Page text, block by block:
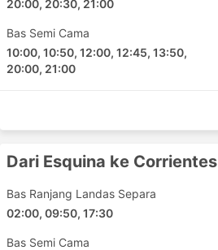
20:00, 20:30, 21:00
Bas Semi Cama
10:00, 10:50, 12:00, 12:45, 13:50,
20:00, 21:00
Dari Esquina ke Corrientes
Bas Ranjang Landas Separa
02:00, 09:50, 17:30
Bas Semi Cama